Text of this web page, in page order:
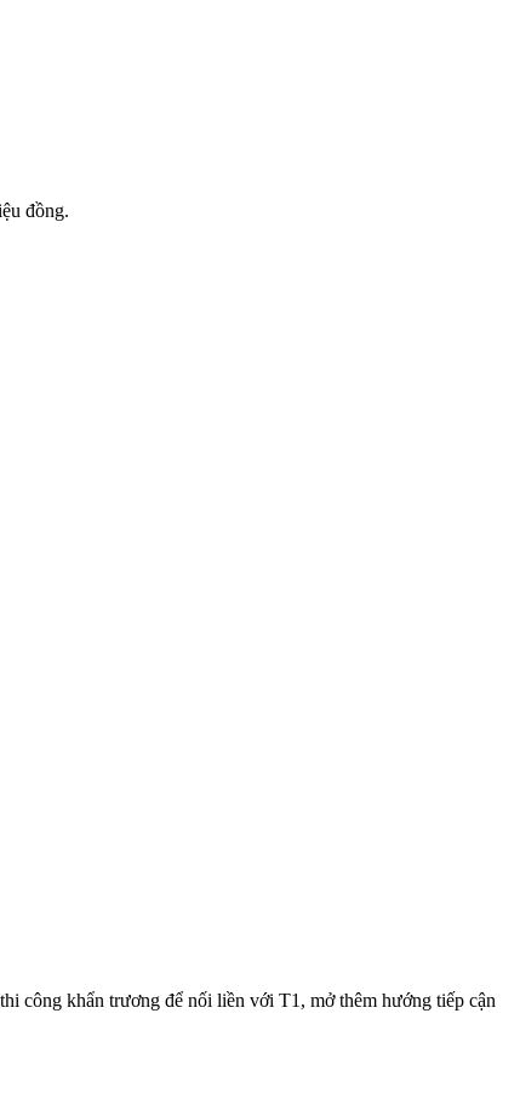
đồng.
công khẩn trương để nối liền với T1, mở thêm hướng tiếp cận